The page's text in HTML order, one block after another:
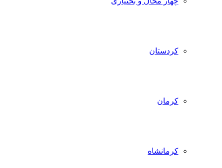
کردستان
کرمان
کرمانشاه